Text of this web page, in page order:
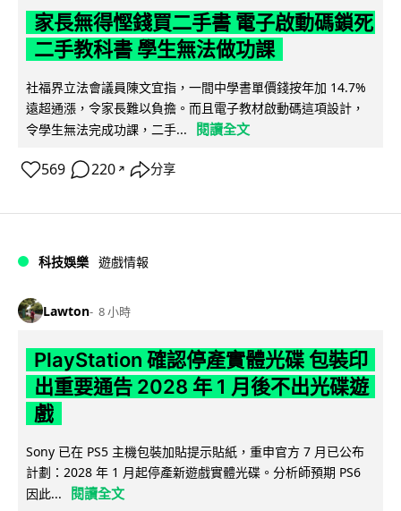
家長無得慳錢買二手書 電子啟動碼鎖死
二手教科書 學生無法做功課
社福界立法會議員陳文宜指，一間中學書單價錢按年加 14.7%
遠超通漲，令家長難以負擔。而且電子教材啟動碼這項設計，
令學生無法完成功課，二手...
閱讀全文
569 220 ↗ 分享
科技娛樂 遊戲情報
Lawton 8 小時
PlayStation 確認停產實體光碟 包裝印
出重要通告 2028 年 1 月後不出光碟遊
戲
Sony 已在 PS5 主機包裝加貼提示貼紙，重申官方 7 月已公布
計劃：2028 年 1 月起停產新遊戲實體光碟。分析師預期 PS6
因此...
閱讀全文